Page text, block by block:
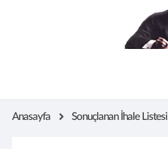
Anasayfa Sonuçlanan İhale Listesi